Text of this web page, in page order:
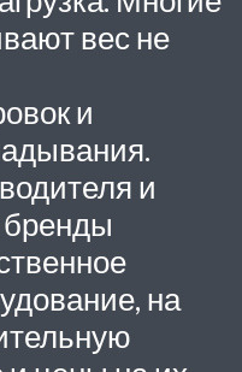
вес не
и
и
бренды
на